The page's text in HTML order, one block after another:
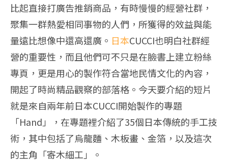
比起直接打廣告推銷商品，有時慢慢的經營社群，
聚集一群熱愛相同事物的人們，所獲得的效益與能
量遠比想像中還高還廣。 日本CUCCI也明白社群經
營的重要性，而且他們可不只是在臉書上建立粉絲
專頁，更是用心的製作符合當地民情文化的內容，
開起了時尚精品觀察的部落格。今天要介紹的短片
就是來自兩年前日本CUCCI開始製作的專題
「Hand」，在專題裡介紹了35個日本傳統的手工技
術，其中包括了烏龍麵、木板畫、金箔，以及這次
的主角「寄木細工」。